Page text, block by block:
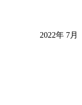
2022年 7月